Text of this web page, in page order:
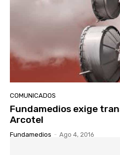
COMUNICADOS
Fundamedios exige
Arcotel
Fundamedios - Ago 4, 2016